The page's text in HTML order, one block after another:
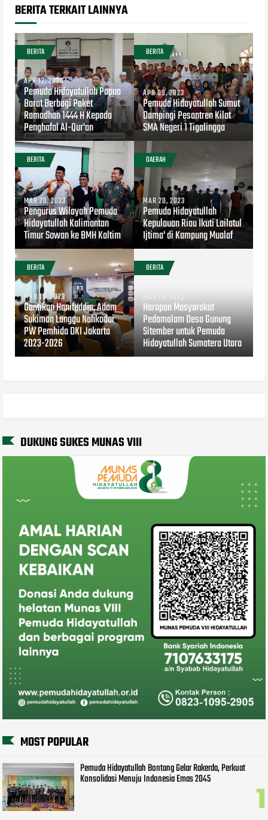
BERITA TERKAIT LAINNYA
BERITA
APR 12, 2023
Pemuda Hidayatullah Papua
Barat Berbagi Paket
Ramadhan 1444 H Kepada
Penghafal Al-Qur'an
BERITA
APR 09, 2023
Pemuda Hidayatullah Sumut
Dampingi Pesantren Kilat
SMA Negeri 1 Tigalingga
BERITA
MAR 20, 2023
Pengurus Wilayah Pemuda
Hidayatullah Kalimantan
Timur Sowan ke BMH Kaltim
DAERAH
MAR 20, 2023
Pemuda Hidayatullah
Kepulauan Riau Ikuti Lailatul
Ijtima' di Kampung Mualaf
BERITA
MAR 19, 2023
Gantikan Hanifuddin, Adam
Sukiman Langgu Nahkodai
PW Pemhida DKI Jakarta
2023-2026
BERITA
MAR 19, 2023
Harapan Masyarakat
Pedamalam Desa Gunung
Sitember untuk Pemuda
Hidayatullah Sumatera Utara
DUKUNG SUKES MUNAS VIII
MOST POPULAR
Pemuda Hidayatullah Bontang Gelar Rakerda, Perkuat
Konsolidasi Menuju Indonesia Emas 2045